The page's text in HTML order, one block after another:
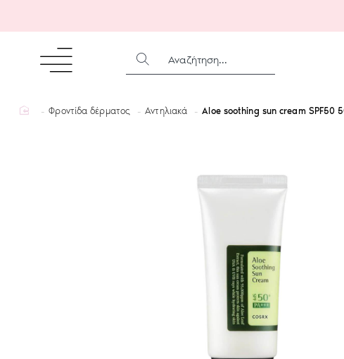
ΑΝΑΖΉΤΗΣΗ...
homeΦροντίδα δέρματος Αντηλιακά Aloe soothing sun cream SPF50